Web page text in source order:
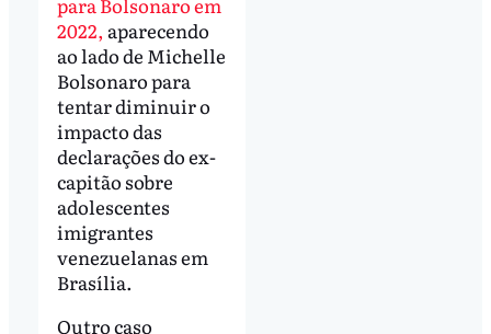
2022, aparecendo
ao lado de Michelle
Bolsonaro para
tentar diminuir o
impacto das
declarações do ex-
capitão sobre
adolescentes
imigrantes
venezuelanas em
Brasília.
Outro caso